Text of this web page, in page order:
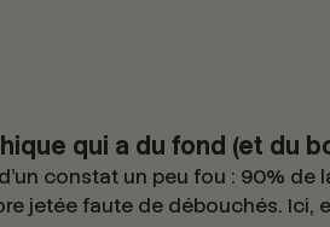
qui a du fond (et du
constat un peu fou : 90% de
jetée faute de débouchés. Ici,